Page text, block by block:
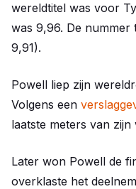
wereldtitel was voor
was 9,96. De
9,91).
Powell liep zijn
Volgens een
laatste meters van
Later won Powell de
overklaste het